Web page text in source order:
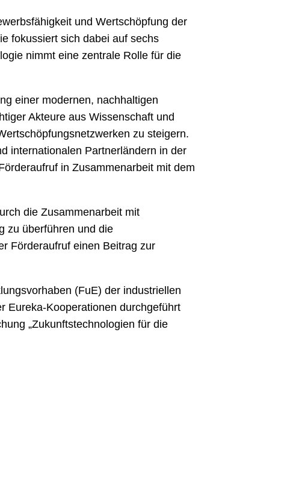
und Wertschöpfung der
fokussiert sich dabei auf sechs
nimmt eine zentrale Rolle für die
einer modernen, nachhaltigen
Akteure aus Wissenschaft und
zu steigern.
internationalen Partnerländern in der
in Zusammenarbeit mit dem
die Zusammenarbeit mit
zu überführen und die
Förderaufruf einen Beitrag zur
(FuE) der industriellen
Eureka-Kooperationen durchgeführt
„Zukunftstechnologien für die